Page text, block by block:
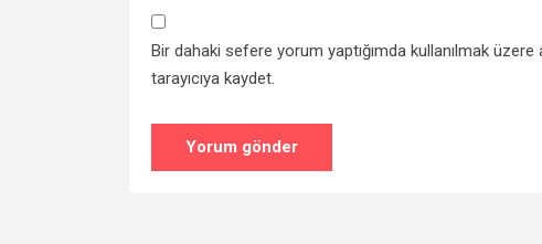
Bir dahaki sefere yorum yaptığımda kullanılmak
tarayıcıya kaydet.